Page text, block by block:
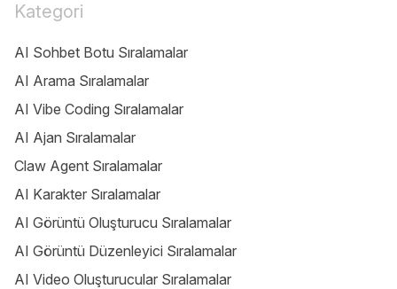
Kategori
AI Sohbet Botu Sıralamalar
AI Arama Sıralamalar
AI Vibe Coding Sıralamalar
AI Ajan Sıralamalar
Claw Agent Sıralamalar
AI Karakter Sıralamalar
AI Görüntü Oluşturucu Sıralamalar
AI Görüntü Düzenleyici Sıralamalar
AI Video Oluşturucular Sıralamalar